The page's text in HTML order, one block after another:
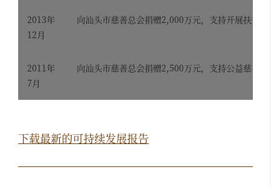
2013年
12月
向汕头市慈善总会捐赠2,000万元，支持开展扶贫济
2011年
7月
向汕头市慈善总会捐赠2,500万元，支持公益慈善事
下载最新的可持续发展报告